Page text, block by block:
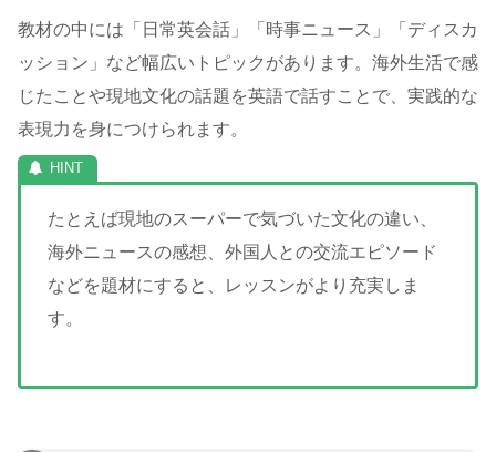
教材の中には「日常英会話」「時事ニュース」「ディスカ
ッション」など幅広いトピックがあります。海外生活で感
じたことや現地文化の話題を英語で話すことで、実践的な
表現力を身につけられます。
たとえば現地のスーパーで気づいた文化の違い、
海外ニュースの感想、外国人との交流エピソード
などを題材にすると、レッスンがより充実しま
す。